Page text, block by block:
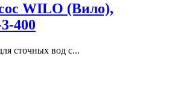
WILO (Вило),
400
сточных вод с...